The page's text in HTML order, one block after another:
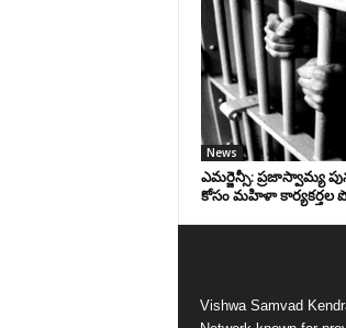
News
ఎమర్జెన్సీ: ప్రజాస్వామ్య
కోసం మహిళా కార్యకర్తల
Vishwa Samvad